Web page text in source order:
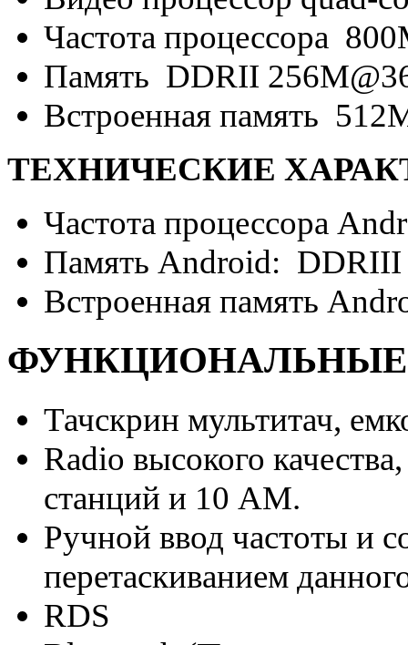
Частота процессора
Память DDRII
Встроенная память
ТЕХНИЧЕСКИЕ
Частота процессора
Память Android: DDRIII
Встроенная память
ФУНКЦИОНАЛЬНЫЕ
Тачскрин мультитач,
Radio высокого
станций и 10 АМ.
Ручной ввод частоты и
перетаскиванием
RDS